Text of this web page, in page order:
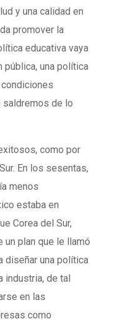
y una calidad en
promover la
educativa vaya
pública, una política
saldremos de lo
como por
En los sesentas,
menos
estaba en
Corea del Sur,
un plan que le llamó
diseñar una política
industria, de tal
en las
como